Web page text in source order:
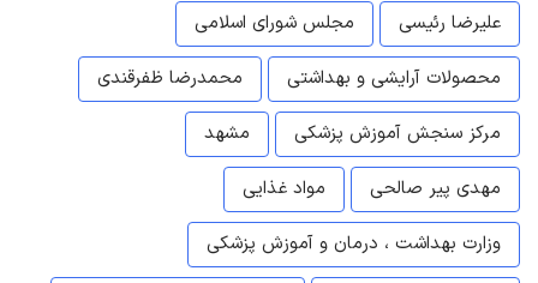
علیرضا رئیسی
مجلس شورای اسلامی
محصولات آرایشی و بهداشتی
محمدرضا ظفرقندی
مرکز سنجش آموزش پزشکی
مشهد
مهدی پیر صالحی
مواد غذایی
وزارت بهداشت ، درمان و آموزش پزشکی